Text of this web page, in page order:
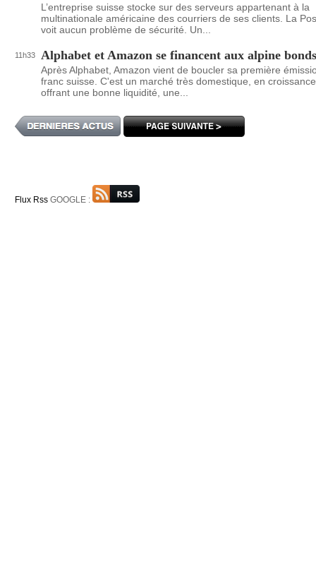
L’entreprise suisse stocke sur des serveurs appartenant à la
multinationale américaine des courriers de ses clients. La
voit aucun problème de sécurité. Un...
11h33 Alphabet et Amazon se financent aux alpine bonds
Après Alphabet, Amazon vient de boucler sa première
franc suisse. C'est un marché très domestique, en
offrant une bonne liquidité, une...
Flux Rss GOOGLE :